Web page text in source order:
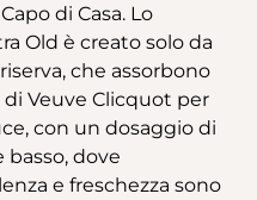
di Casa. Lo
Old è creato solo da
che assorbono
di Veuve Clicquot per
con un dosaggio di
dove
e freschezza sono